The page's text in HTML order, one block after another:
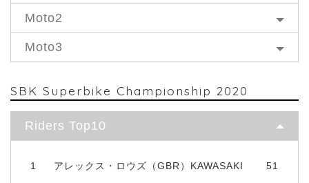
Moto2
Moto3
SBK Superbike Championship 2020
Riders Top10
1 アレックス・ロウズ（GBR）KAWASAKI 51